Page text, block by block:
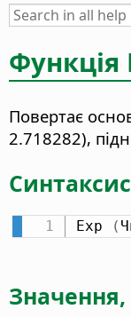
Функція
Повертає
2.718282),
Exp (